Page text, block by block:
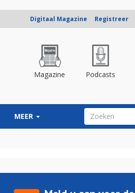
Digitaal Magazine Registreer
Magazine Podcasts
MEER ZOEKVELD